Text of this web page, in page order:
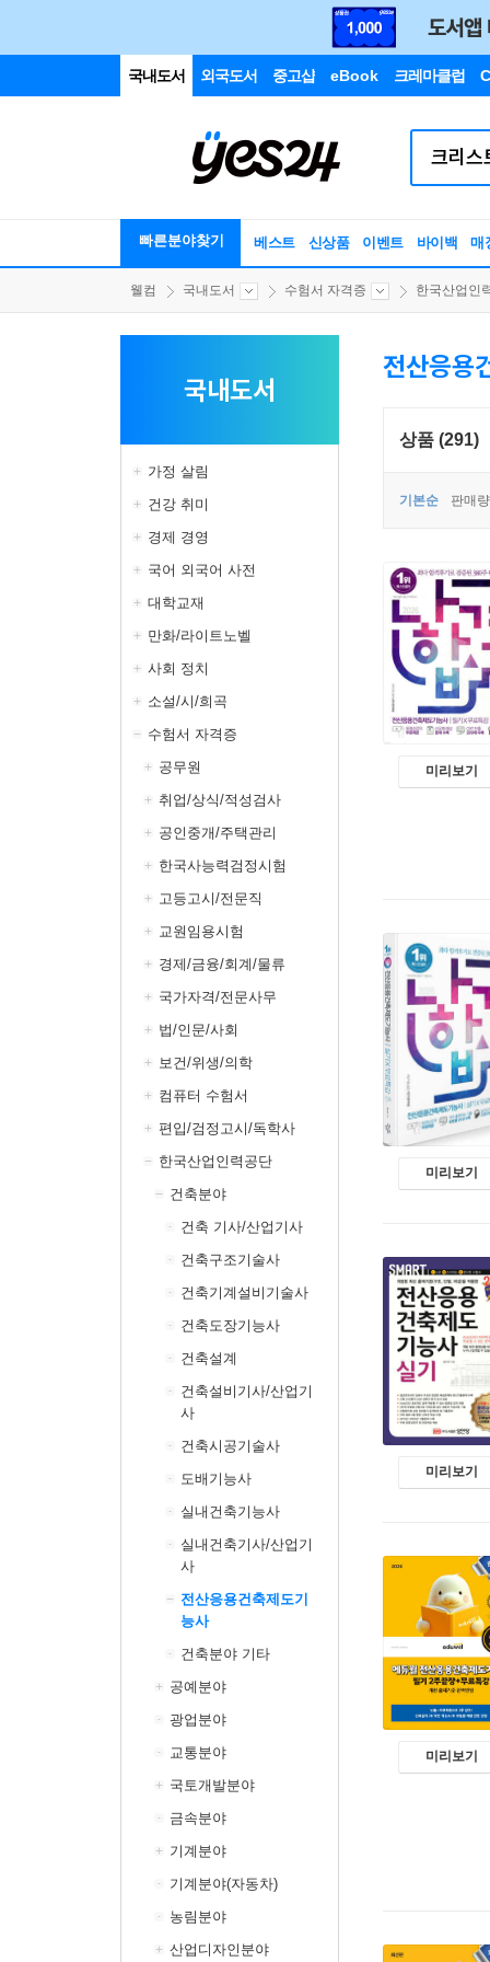
국내도서 외국도서 중고샵 eBook 크레마클럽
빠른분야찾기 베스트 신상품 이벤트 바이백 매
웰컴 국내도서 수험서 자격증 한국산업인
국내도서
가정 살림
건강 취미
경제 경영
국어 외국어 사전
대학교재
만화/라이트노벨
사회 정치
소설/시/희곡
수험서 자격증
공무원
취업/상식/적성검사
공인중개/주택관리
한국사능력검정시험
고등고시/전문직
교원임용시험
경제/금융/회계/물류
국가자격/전문사무
법/인문/사회
보건/위생/의학
컴퓨터 수험서
편입/검정고시/독학사
한국산업인력공단
건축분야
건축 기사/산업기사
건축구조기술사
건축기계설비기술사
건축도장기능사
건축설계
건축설비기사/산업기
사
건축시공기술사
도배기능사
실내건축기능사
실내건축기사/산업기
사
전산응용건축제도기
능사
건축분야 기타
공예분야
광업분야
교통분야
국토개발분야
금속분야
기계분야
기계분야(자동차)
농림분야
산업디자인분야
전산응용
상품 (291)
기본순 판매
미리보기
미리보기
미리보기
미리보기